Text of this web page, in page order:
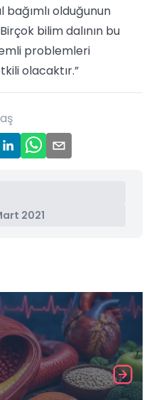
bağımlı olduğunun
bilim dalının bu
problemleri
olacaktır.”
2021